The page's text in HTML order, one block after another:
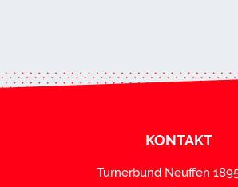
KONTAKT
Turnerbund Neuffen